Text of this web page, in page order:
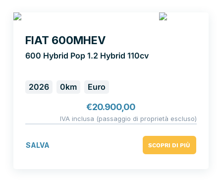
FIAT 600MHEV
600 Hybrid Pop 1.2 Hybrid 110cv
2026 0km Euro
€20.900,00
IVA inclusa (passaggio di proprietà escluso)
SALVA SCOPRI DI PIÙ